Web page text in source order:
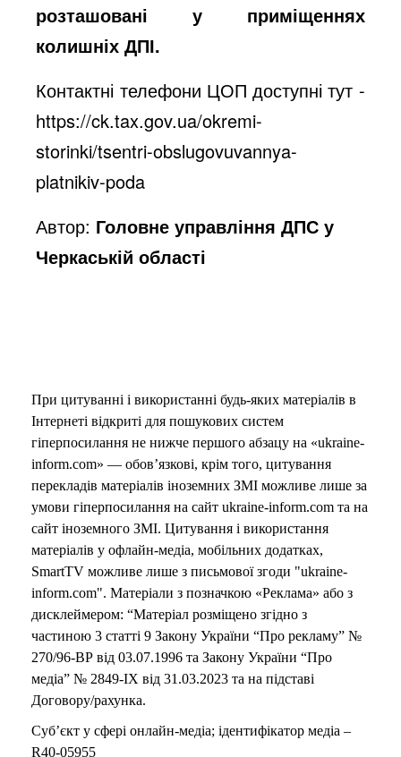
розташовані у приміщеннях
колишніх ДПІ.
Контактні телефони ЦОП доступні тут -
https://ck.tax.gov.ua/okremi-
storinki/tsentri-obslugovuvannya-
platnikiv-poda
Автор: Головне управління ДПС у
Черкаській області
При цитуванні і використанні будь-яких матеріалів в
Інтернеті відкриті для пошукових систем
гіперпосилання не нижче першого абзацу на «ukraine-
inform.com» — обов’язкові, крім того, цитування
перекладів матеріалів іноземних ЗМІ можливе лише за
умови гіперпосилання на сайт ukraine-inform.com та на
сайт іноземного ЗМІ. Цитування і використання
матеріалів у офлайн-медіа, мобільних додатках,
SmartTV можливе лише з письмової згоди "ukraine-
inform.com". Матеріали з позначкою «Реклама» або з
дисклеймером: “Матеріал розміщено згідно з
частиною 3 статті 9 Закону України “Про рекламу” №
270/96-ВР від 03.07.1996 та Закону України “Про
медіа” № 2849-IX від 31.03.2023 та на підставі
Договору/рахунка.
Суб’єкт у сфері онлайн-медіа; ідентифікатор медіа –
R40-05955